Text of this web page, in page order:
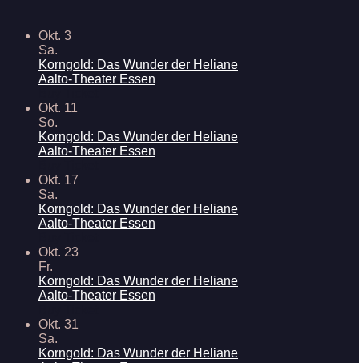
Okt. 3
Sa.
Korngold: Das Wunder der Heliane
Aalto-Theater Essen
Okt. 11
So.
Korngold: Das Wunder der Heliane
Aalto-Theater Essen
Okt. 17
Sa.
Korngold: Das Wunder der Heliane
Aalto-Theater Essen
Okt. 23
Fr.
Korngold: Das Wunder der Heliane
Aalto-Theater Essen
Okt. 31
Sa.
Korngold: Das Wunder der Heliane